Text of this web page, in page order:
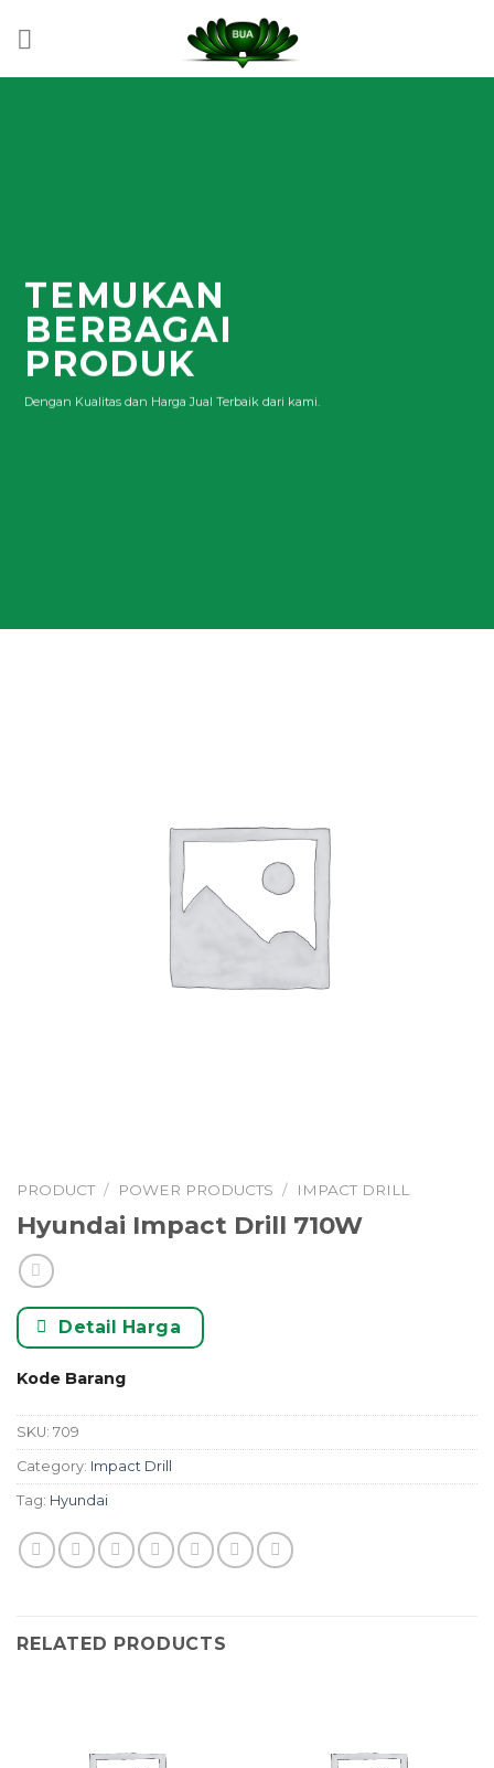
TEMUKAN
BERBAGAI
PRODUK
Dengan Kualitas dan Harga Jual Terbaik dari kami.
PRODUCT / POWER PRODUCTS / IMPACT DRILL
Hyundai Impact Drill 710W
Detail Harga
Kode Barang
SKU: 709
Category: Impact Drill
Tag: Hyundai
RELATED PRODUCTS